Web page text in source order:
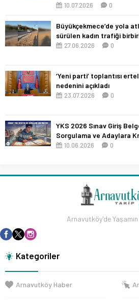
10.07.2026 0
Büyükçekmece’de yola
sürülen kadın trafiği
27.06.2026 0
‘Yeni parti’ toplantısı
nedenini açıkladı
23.07.2026 0
YKS 2026 Sınav Giriş
Sorgulama ve Adaylara
10.06.2026 0
Arnavutköy'de
Kategoriler
Arnavutköy Haber